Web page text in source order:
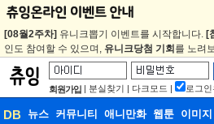
[08월2주차] 유니크뽑기 이벤트를 시작합니다. [
인도 참여할 수 있으며, 유니크당첨 기회 를 노려
회원가입 | 분실찾기 | 다크모드 | 로그
DB 뉴스 커뮤니티 애니만화 웹툰 이미지